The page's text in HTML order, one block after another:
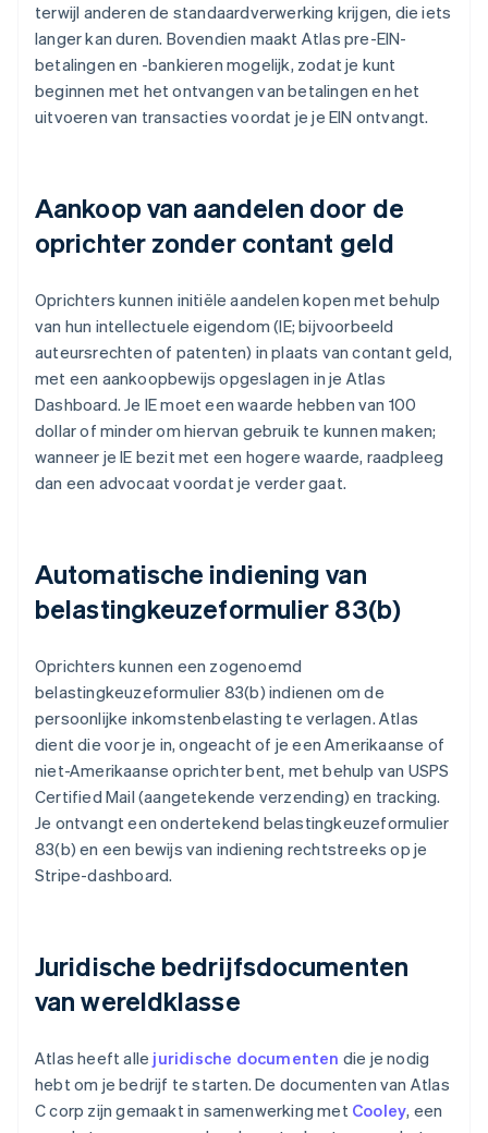
terwijl anderen de standaardverwerking krijgen, die iets
langer kan duren. Bovendien maakt Atlas pre-EIN-
betalingen en -bankieren mogelijk, zodat je kunt
beginnen met het ontvangen van betalingen en het
uitvoeren van transacties voordat je je EIN ontvangt.
Aankoop van aandelen door de
oprichter zonder contant geld
Oprichters kunnen initiële aandelen kopen met behulp
van hun intellectuele eigendom (IE; bijvoorbeeld
auteursrechten of patenten) in plaats van contant geld,
met een aankoopbewijs opgeslagen in je Atlas
Dashboard. Je IE moet een waarde hebben van 100
dollar of minder om hiervan gebruik te kunnen maken;
wanneer je IE bezit met een hogere waarde, raadpleeg
dan een advocaat voordat je verder gaat.
Automatische indiening van
belastingkeuzeformulier 83(b)
Oprichters kunnen een zogenoemd
belastingkeuzeformulier 83(b) indienen om de
persoonlijke inkomstenbelasting te verlagen. Atlas
dient die voor je in, ongeacht of je een Amerikaanse of
niet-Amerikaanse oprichter bent, met behulp van USPS
Certified Mail (aangetekende verzending) en tracking.
Je ontvangt een ondertekend belastingkeuzeformulier
83(b) en een bewijs van indiening rechtstreeks op je
Stripe-dashboard.
Juridische bedrijfsdocumenten
van wereldklasse
Atlas heeft alle juridische documenten die je nodig
hebt om je bedrijf te starten. De documenten van Atlas
C corp zijn gemaakt in samenwerking met Cooley, een